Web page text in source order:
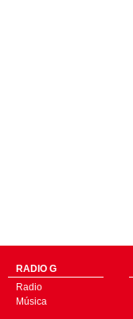
RADIO G
Radio
Música